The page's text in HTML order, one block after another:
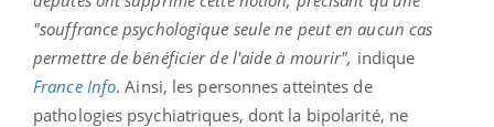
"souffrance psychologique seule ne peut en aucun cas
permettre de bénéficier de l'aide à mourir", indique
France Info. Ainsi, les personnes atteintes de
pathologies psychiatriques, dont la bipolarité, ne